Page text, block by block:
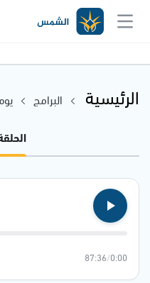
الرئيسية البرامج
0:00
/
87:36